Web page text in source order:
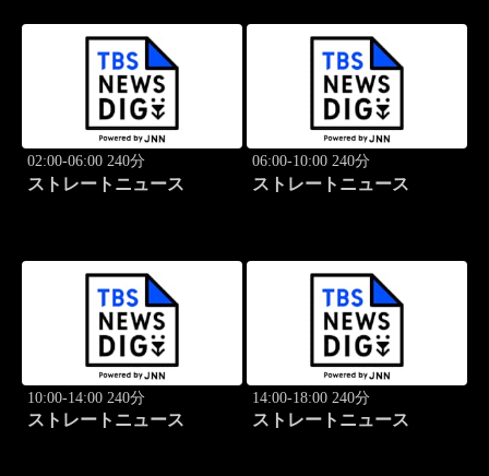
02:00-06:00 240分
ストレートニュース
06:00-10:00 240分
ストレートニュース
10:00-14:00 240分
ストレートニュース
14:00-18:00 240分
ストレートニュース